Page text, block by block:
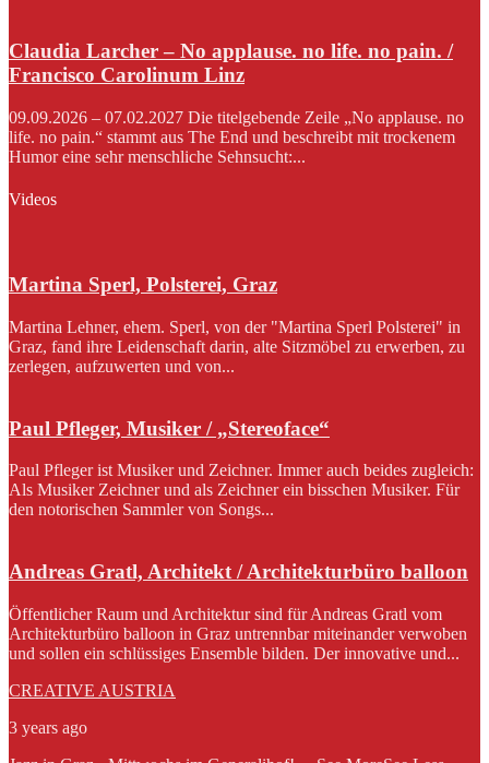
Claudia Larcher – No applause. no life. no pain. /
Francisco Carolinum Linz
09.09.2026 – 07.02.2027 Die titelgebende Zeile „No applause. no
life. no pain.“ stammt aus The End und beschreibt mit trockenem
Humor eine sehr menschliche Sehnsucht:...
Videos
Martina Sperl, Polsterei, Graz
Martina Lehner, ehem. Sperl, von der "Martina Sperl Polsterei" in
Graz, fand ihre Leidenschaft darin, alte Sitzmöbel zu erwerben, zu
zerlegen, aufzuwerten und von...
Paul Pfleger, Musiker / „Stereoface“
Paul Pfleger ist Musiker und Zeichner. Immer auch beides zugleich:
Als Musiker Zeichner und als Zeichner ein bisschen Musiker. Für
den notorischen Sammler von Songs...
Andreas Gratl, Architekt / Architekturbüro balloon
Öffentlicher Raum und Architektur sind für Andreas Gratl vom
Architekturbüro balloon in Graz untrennbar miteinander verwoben
und sollen ein schlüssiges Ensemble bilden. Der innovative und...
CREATIVE AUSTRIA
3 years ago